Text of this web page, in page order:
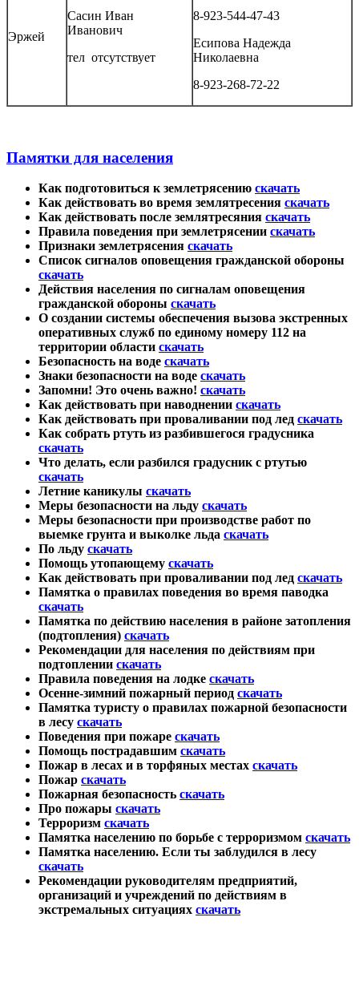
Эржей
Сасин Иван
Иванович
тел отсутствует
8-923-544-47-43
Есипова Надежда
Николаевна
8-923-268-72-22
Памятки для населения
Как подготовиться к землетрясению скачать
Как действовать во время землятресения скачать
Как действовать после землятресяния скачать
Правила поведения при землетрясении скачать
Признаки землетрясения скачать
Список сигналов оповещения гражданской обороны
скачать
Действия населения по сигналам оповещения
гражданской обороны скачать
О создании системы обеспечения вызова экстренных
оперативных служб по единому номеру 112 на
территории области скачать
Безопасность на воде скачать
Знаки безопасности на воде скачать
Запомни! Это очень важно! скачать
Как действовать при наводнении скачать
Как действовать при проваливании под лед скачать
Как собрать ртуть из разбившегося градусника
скачать
Что делать, если разбился градусник с ртутью
скачать
Летние каникулы скачать
Меры безопасности на льду скачать
Меры безопасности при производстве работ по
выемке грунта и выколке льда скачать
По льду скачать
Помощь утопающему скачать
Как действовать при проваливании под лед скачать
Памятка о правилах поведения во время паводка
скачать
Памятка по действию населения в районе затопления
(подтопления) скачать
Рекомендации для населения по действиям при
подтоплении скачать
Правила поведения на лодке скачать
Осенне-зимний пожарный период скачать
Памятка туристу о правилах пожарной безопасности
в лесу скачать
Поведения при пожаре скачать
Помощь пострадавшим скачать
Пожар в лесах и в торфяных местах скачать
Пожар скачать
Пожарная безопасность скачать
Про пожары скачать
Терроризм скачать
Памятка населению по борьбе с терроризмом скачать
Памятка населению. Если ты заблудился в лесу
скачать
Рекомендации руководителям предприятий,
организаций и учреждений по действиям в
экстремальных ситуациях скачать